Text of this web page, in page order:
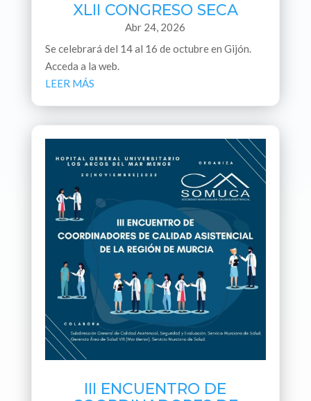
XLII CONGRESO SECA
Abr 24, 2026
Se celebrará del 14 al 16 de octubre en Gijón.
Acceda a la web.
LEER MÁS
III ENCUENTRO DE